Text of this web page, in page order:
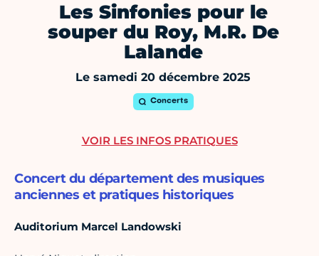
Les Sinfonies pour le
souper du Roy, M.R. De
Lalande
Le samedi 20 décembre 2025
Concerts
Concert du département des musiques
anciennes et pratiques historiques
Auditorium Marcel Landowski
VOIR LES INFOS PRATIQUES